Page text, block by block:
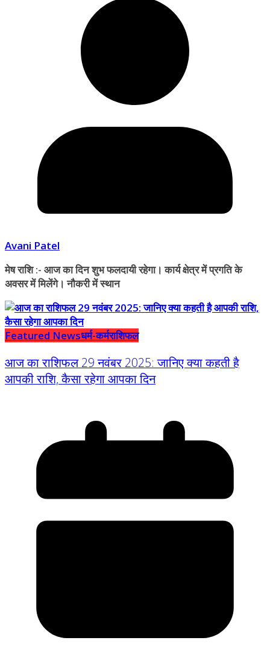
Avani Patel
मेष राशि :- आज का दिन शुभ फलदायी रहेगा। कार्य क्षेत्र में प्रगति के
अवसर में मिलेंगे। नौकरी में स्थान
Featured Newsधर्म-कर्मराशिफल
आज का राशिफल 29 नवंबर 2025: जानिए क्या कहती है
आपकी राशि, कैसा रहेगा आपका दिन